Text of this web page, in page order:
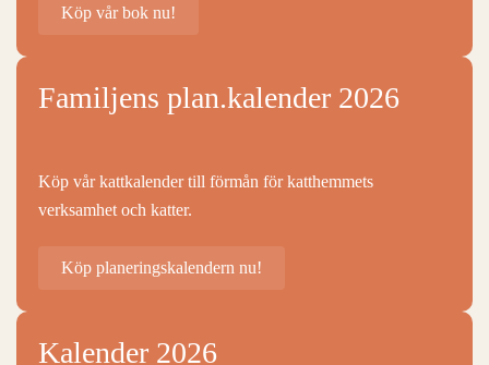
Köp vår bok nu!
Familjens plan.kalender 2026
Köp vår kattkalender till förmån för katthemmets
verksamhet och katter.
Köp planeringskalendern nu!
Kalender 2026